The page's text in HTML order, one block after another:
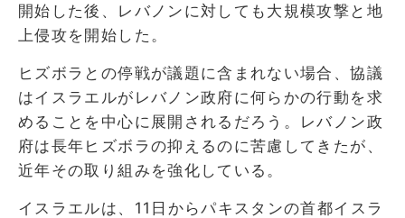
開始した後、レバノンに対しても大規模攻撃と地
上侵攻を開始した。
ヒズボラとの停戦が議題に含まれない場合、協議
はイスラエルがレバノン政府に何らかの行動を求
めることを中心に展開されるだろう。レバノン政
府は長年ヒズボラの抑えるのに苦慮してきたが、
近年その取り組みを強化している。
イスラエルは、11日からパキスタンの首都イスラ